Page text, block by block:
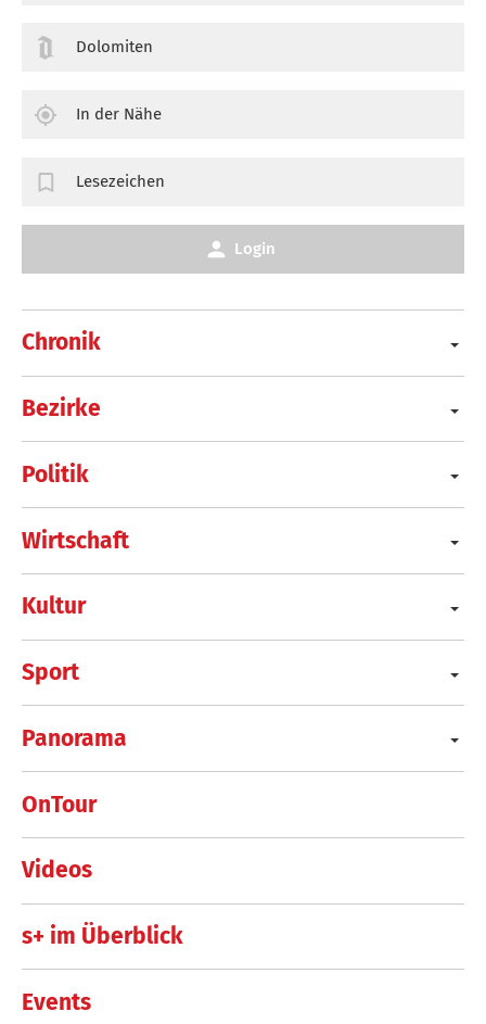
Chronik
Bezirke
Politik
Wirtschaft
Kultur
Sport
Panorama
OnTour
Videos
s+ im Überblick
Events
Dolomiten
In der Nähe
Lesezeichen
Login